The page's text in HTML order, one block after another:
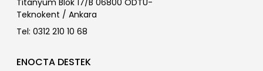
Teknokent / Ankara
Tel: 0312 210 10 68
ENOCTA DESTEK